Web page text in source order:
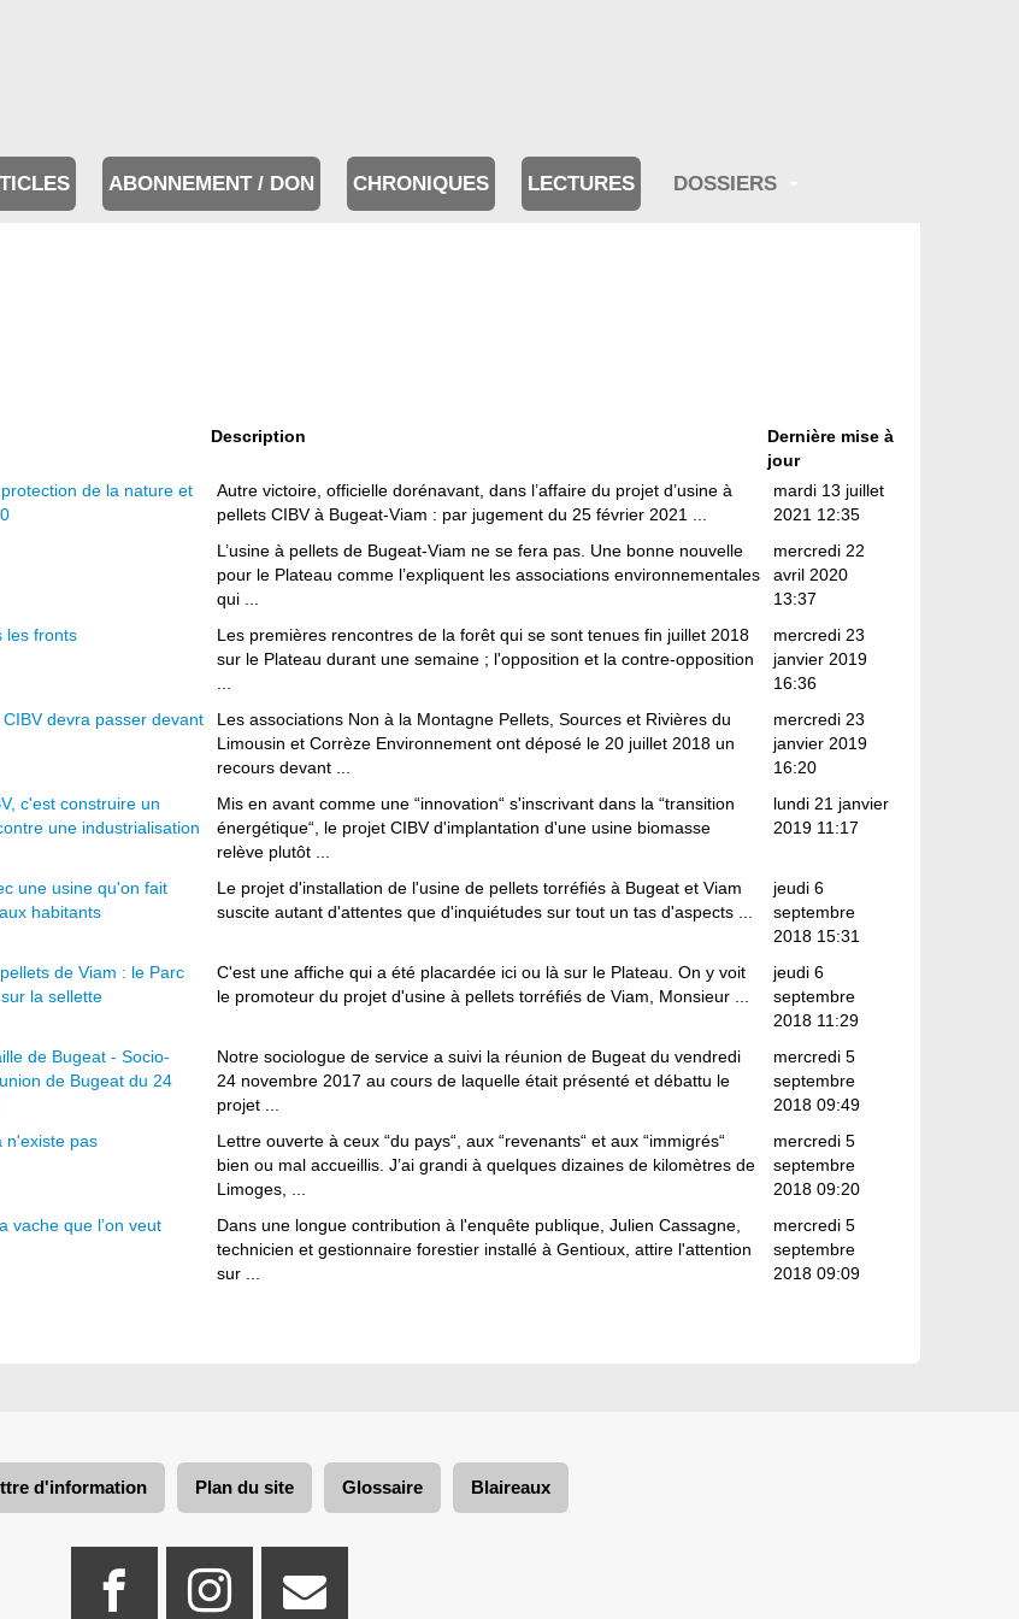
ABONNEMENT / DON CHRONIQUES LECTURES DOSSIERS
Description
Dernière mise à
jour
de la nature et
Autre victoire, officielle dorénavant, dans l’affaire du projet d’usine à
pellets CIBV à Bugeat-Viam : par jugement du 25 février 2021 ...
mardi 13 juillet
2021 12:35
L’usine à pellets de Bugeat-Viam ne se fera pas. Une bonne nouvelle
pour le Plateau comme l’expliquent les associations environnementales
qui ...
mercredi 22
avril 2020
13:37
les fronts
Les premières rencontres de la forêt qui se sont tenues fin juillet 2018
sur le Plateau durant une semaine ; l'opposition et la contre-opposition
mercredi 23
janvier 2019
16:36
devra passer devant
Les associations Non à la Montagne Pellets, Sources et Rivières du
Limousin et Corrèze Environnement ont déposé le 20 juillet 2018 un
recours devant ...
mercredi 23
janvier 2019
16:20
c'est construire un
une industrialisation
Mis en avant comme une “innovation“ s'inscrivant dans la “transition
énergétique“, le projet CIBV d'implantation d'une usine biomasse
relève plutôt ...
lundi 21 janvier
2019 11:17
une usine qu'on fait
habitants
Le projet d'installation de l'usine de pellets torréfiés à Bugeat et Viam
suscite autant d'attentes que d'inquiétudes sur tout un tas d'aspects ...
jeudi 6
septembre
2018 15:31
de Viam : le Parc
la sellette
C'est une affiche qui a été placardée ici ou là sur le Plateau. On y voit
le promoteur du projet d'usine à pellets torréfiés de Viam, Monsieur ...
jeudi 6
septembre
2018 11:29
de Bugeat - Socio-
de Bugeat du 24
Notre sociologue de service a suivi la réunion de Bugeat du vendredi
24 novembre 2017 au cours de laquelle était présenté et débattu le
projet ...
mercredi 5
septembre
2018 09:49
n'existe pas
Lettre ouverte à ceux “du pays“, aux “revenants“ et aux “immigrés“
bien ou mal accueillis. J’ai grandi à quelques dizaines de kilomètres de
Limoges, ...
mercredi 5
septembre
2018 09:20
vache que l’on veut
Dans une longue contribution à l'enquête publique, Julien Cassagne,
technicien et gestionnaire forestier installé à Gentioux, attire l'attention
sur ...
mercredi 5
septembre
2018 09:09
d'information Plan du site Glossaire Blaireaux